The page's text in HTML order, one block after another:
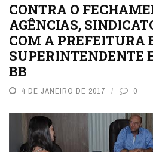
CONTRA O
AGÊNCIAS,
COM A PREFEITURA
SUPERINTENDENTE
BB
4 DE JANEIRO DE 2017 0